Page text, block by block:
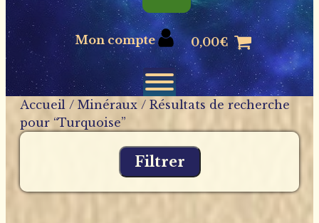
Mon compte 0,00€
Accueil /Minéraux / Résultats de recherche
pour “Turquoise”
Filtrer